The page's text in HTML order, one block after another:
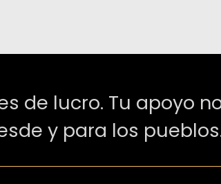
de lucro. Tu apoyo
y para los